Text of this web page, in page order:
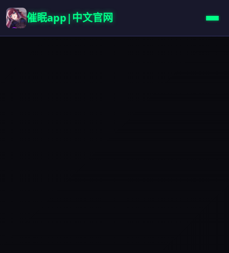
催眠app|中文官网